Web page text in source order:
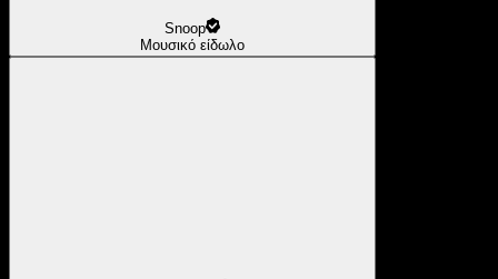
Snoop
Μουσικό είδωλο